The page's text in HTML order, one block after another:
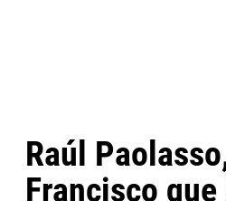
Raúl
Francisco